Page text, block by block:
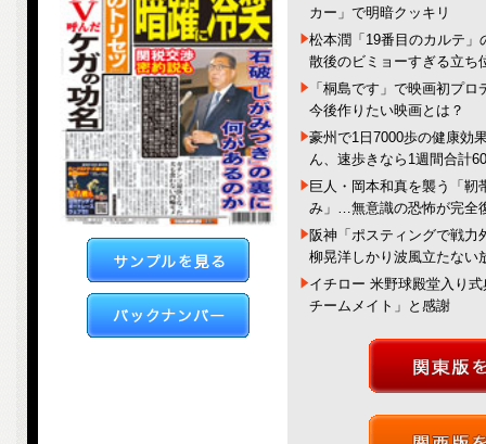
カー」で明暗クッキリ
松本潤「19番目のカルテ
散後のビミョーすぎる立ち
「桐島です」で映画初プ
今後作りたい映画とは？
豪州で1日7000歩の健康効
ん、速歩きなら1週間合計
巨人・岡本和真を襲う「靭
み」…無意識の恐怖が完全
阪神「ポスティングで戦
柳晃洋しかり波風立たない
イチロー 米野球殿堂入り
チームメイト」と感謝